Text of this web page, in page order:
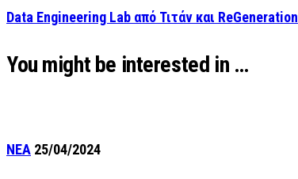
Data Engineering Lab από Τιτάν και ReGeneration
You might be interested in …
ΝΕΑ 25/04/2024